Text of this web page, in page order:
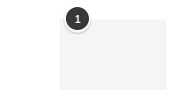
1